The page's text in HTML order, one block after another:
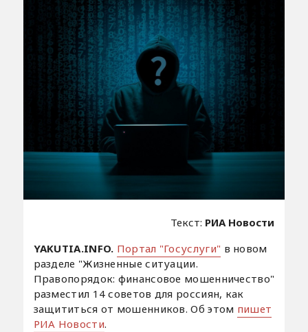
Текст: РИА Новости
YAKUTIA.INFO. Портал "Госуслуги" в новом
разделе "Жизненные ситуации.
Правопорядок: финансовое мошенничество"
разместил 14 советов для россиян, как
защититься от мошенников. Об этом пишет
РИА Новости.